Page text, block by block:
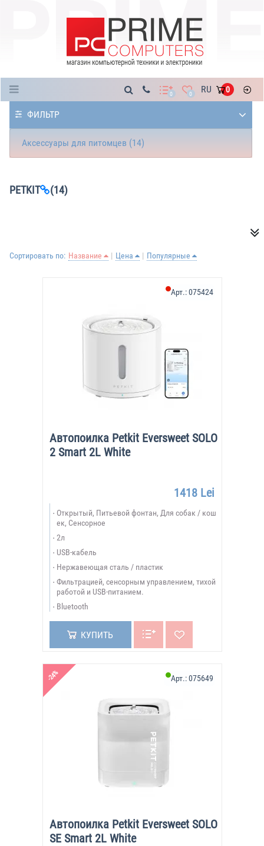
0 0 RU 0
ФИЛЬТР
Аксессуары для питомцев (14)
PETKIT (14)
Сортировать по: Название Цена Популярные
Автопоилка Petkit Eversweet SOLO
2 Smart 2L White
Арт.:075424
1418 Lei
Открытый, Питьевой фонтан, Для собак / кош
ек, Сенсорное
2л
USB-кабель
Нержавеющая сталь / пластик
Фильтрацией, сенсорным управлением, тихой
работой и USB-питанием.
Bluetooth
КУПИТЬ
-24%
Автопоилка Petkit Eversweet SOLO
SE Smart 2L White
Арт.:075649